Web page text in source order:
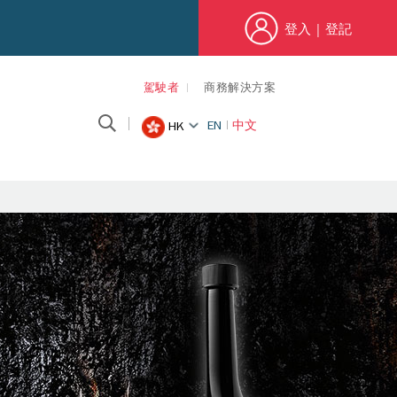
登入 | 登記
駕駛者 商務解決方案
HK EN 中文